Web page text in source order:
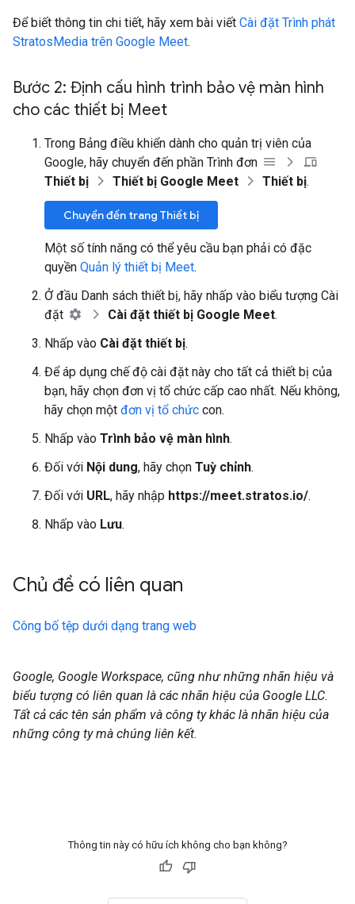
Để biết thông tin chi tiết, hãy xem bài viết Cài đặt Trình phát
StratosMedia trên Google Meet.
Bước 2: Định cấu hình trình bảo vệ màn hình
cho các thiết bị Meet
Trong Bảng điều khiển dành cho quản trị viên của
Google, hãy chuyển đến phần Trình đơn
Thiết bị
Thiết bị Google Meet Thiết bị.
Chuyển đến trang Thiết bị
Một số tính năng có thể yêu cầu bạn phải có đặc
quyền Quản lý thiết bị Meet.
Ở đầu Danh sách thiết bị, hãy nhấp vào biểu tượng Cài
đặt
Cài đặt thiết bị Google Meet.
Nhấp vào Cài đặt thiết bị.
Để áp dụng chế độ cài đặt này cho tất cả thiết bị của
bạn, hãy chọn đơn vị tổ chức cấp cao nhất. Nếu không,
hãy chọn một đơn vị tổ chức con.
Nhấp vào Trình bảo vệ màn hình.
Đối với Nội dung, hãy chọn Tuỳ chỉnh.
Đối với URL, hãy nhập https://meet.stratos.io/.
Nhấp vào Lưu.
Chủ đề có liên quan
Công bố tệp dưới dạng trang web
Google, Google Workspace, cũng như những nhãn hiệu và
biểu tượng có liên quan là các nhãn hiệu của Google LLC.
Tất cả các tên sản phẩm và công ty khác là nhãn hiệu của
những công ty mà chúng liên kết.
Thông tin này có hữu ích không cho bạn không?